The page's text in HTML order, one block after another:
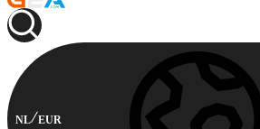
NL EUR